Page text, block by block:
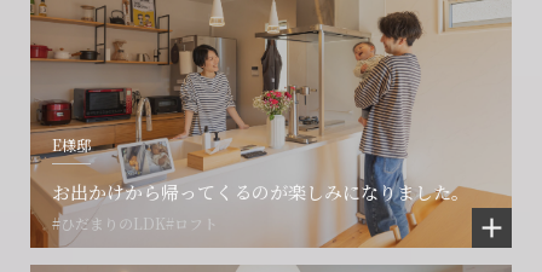
E様邸
お出かけから帰ってくるのが楽しみになりました。
#ひだまりのLDK#ロフト